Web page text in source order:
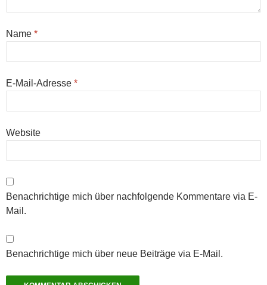
Name *
E-Mail-Adresse *
Website
Benachrichtige mich über nachfolgende Kommentare via E-
Mail.
Benachrichtige mich über neue Beiträge via E-Mail.